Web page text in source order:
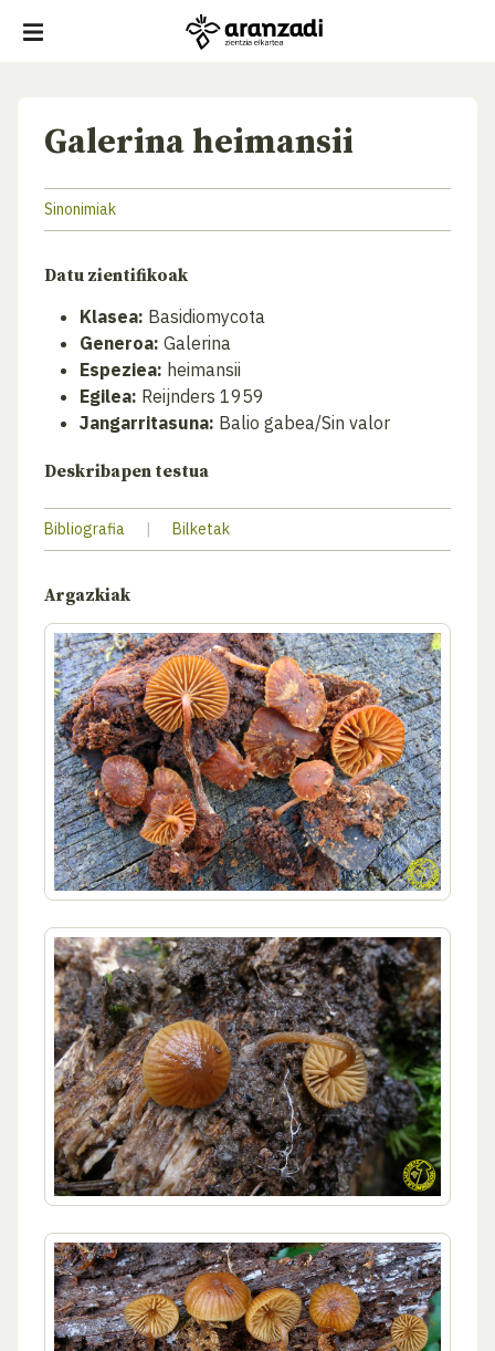
Galerina heimansii
Sinonimiak
Datu zientifikoak
Klasea: Basidiomycota
Generoa: Galerina
Espeziea: heimansii
Egilea: Reijnders 1959
Jangarritasuna: Balio gabea/Sin valor
Deskribapen testua
Bibliografia | Bilketak
Argazkiak